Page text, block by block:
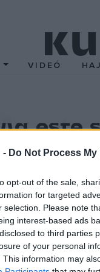
- Do Not Process
opt-out of the sale,
for targeted
selection. Please note
interest-based ads
to third parties
of your personal
This information may
VIDEÓ
este
előadás előtti
oldal egyik
ben
este színház!az
talált gazdáraaz